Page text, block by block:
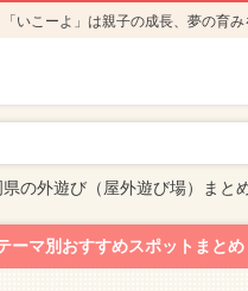
いこーよ」は親子の成長、夢の育み
の外遊び（屋外遊び場）まと
ーマ別おすすめスポットまとめ